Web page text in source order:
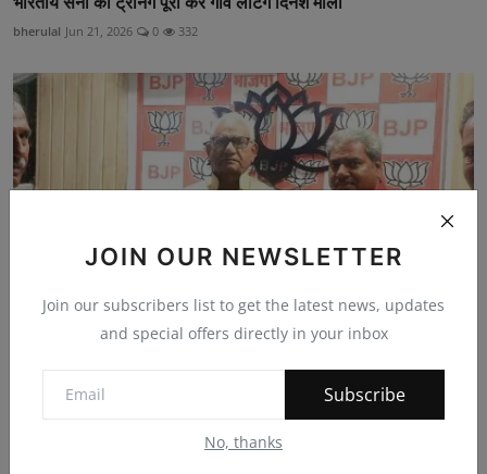
JOIN OUR NEWSLETTER
Join our subscribers list to get the latest news, updates
and special offers directly in your inbox
Subscribe
No, thanks
bherulal Jun 21, 2026 0 332